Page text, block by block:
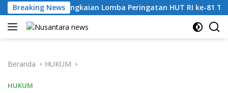
Langsung
ke
konten
Breaking NewsLomba Peringatan HUT RI ke-81 Tahun 2026
Beranda HUKUM
HUKUM